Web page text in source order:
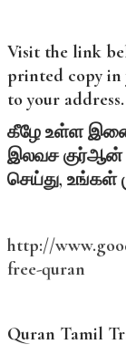
Visit the link
printed copy in
to your address.
கீழே உள்ள
இலவசகுர்ஆன்
செய்து, உங்கள்
http://
free-quran
Quran Tamil